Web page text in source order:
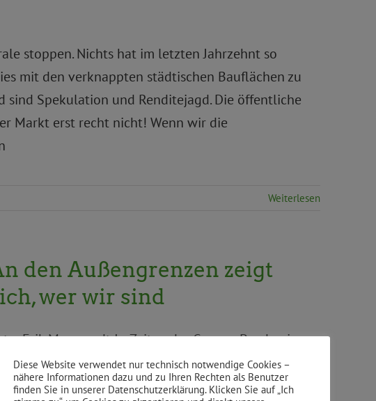
stoppen. Nichts hat im letzten Jahrzehnt so
mit den verknappten städtischen Bauflächen zu
sind Spekulation und Renditejagd. Die öffentliche
Markt erst recht nicht! Wenn wir die
Weiterlesen
den Außengrenzen zeigt
wer wir sind
Erik Marquardt In Zeiten der Corona-Pandemie
wir für ein solidarisches Europa kämpfen. Das
Virus darf nicht als Vorwand genutzt werden,
Diese Website verwendet nur technisch notwendige Cookies –
nähere Informationen dazu und zu Ihren Rechten als Benutzer
finden Sie in unserer Datenschutzerklärung. Klicken Sie auf „Ich